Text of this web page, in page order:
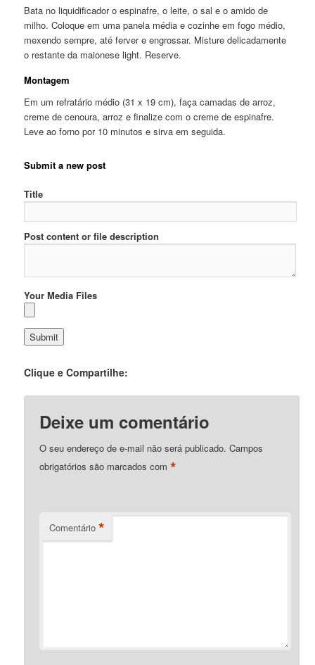
Bata no liquidificador o espinafre, o leite, o sal e o amido de
milho. Coloque em uma panela média e cozinhe em fogo médio,
mexendo sempre, até ferver e engrossar. Misture delicadamente
o restante da maionese light. Reserve.
Montagem
Em um refratário médio (31 x 19 cm), faça camadas de arroz,
creme de cenoura, arroz e finalize com o creme de espinafre.
Leve ao forno por 10 minutos e sirva em seguida.
Submit a new post
Title
Post content or file description
Your Media Files
Clique e Compartilhe:
Deixe um comentário
O seu endereço de e-mail não será publicado. Campos
obrigatórios são marcados com*
Comentário *